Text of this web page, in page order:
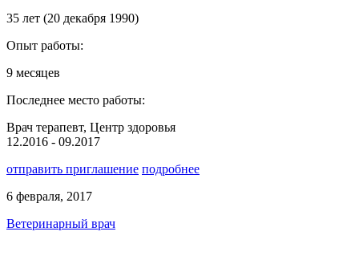
35 лет (20 декабря 1990)
Опыт работы:
9 месяцев
Последнее место работы:
Врач терапевт, Центр здоровья
12.2016 - 09.2017
отправить приглашение подробнее
6 февраля, 2017
Ветеринарный врач